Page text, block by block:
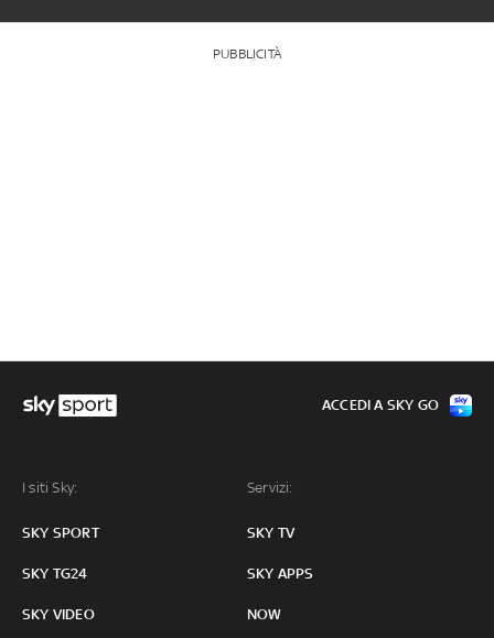
PUBBLICITÀ
I siti Sky:
SKY SPORT
SKY TG24
SKY VIDEO
Servizi:
SKY TV
SKY APPS
NOW
ACCEDI A SKY GO